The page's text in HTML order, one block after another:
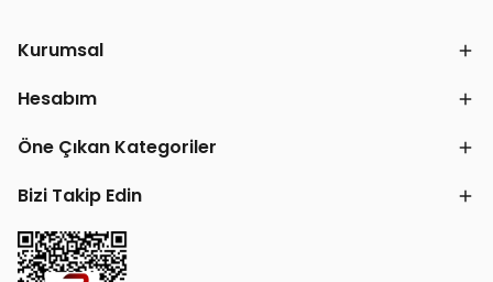
Kurumsal
Hesabım
Öne Çıkan Kategoriler
Bizi Takip Edin